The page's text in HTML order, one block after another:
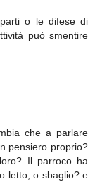
o le difese di
può smentire
che a parlare
pensiero proprio?
Il parroco ha
letto, o sbaglio? e